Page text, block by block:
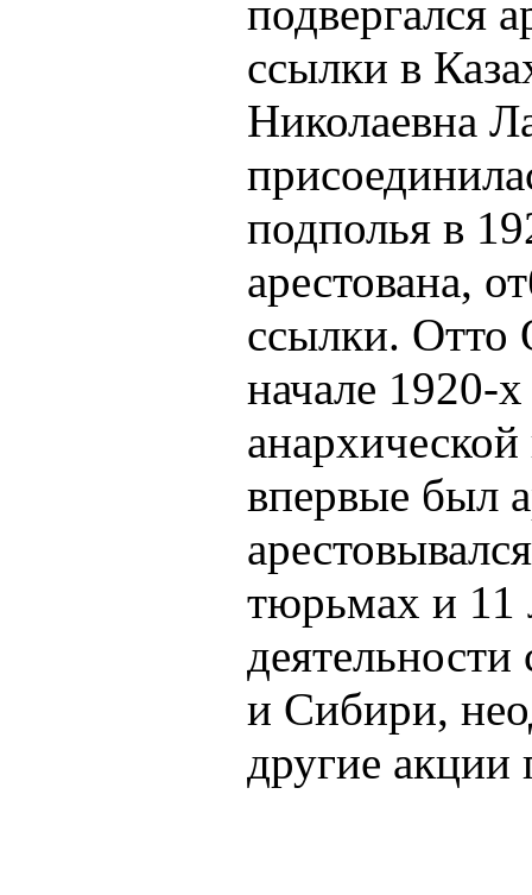
подвергался
ссылки в
Николаевна
подполья в
арестована,
ссылки. Отто
начале 1920-
впервые был
тюрьмах и 11
и Сибири,
другие акции